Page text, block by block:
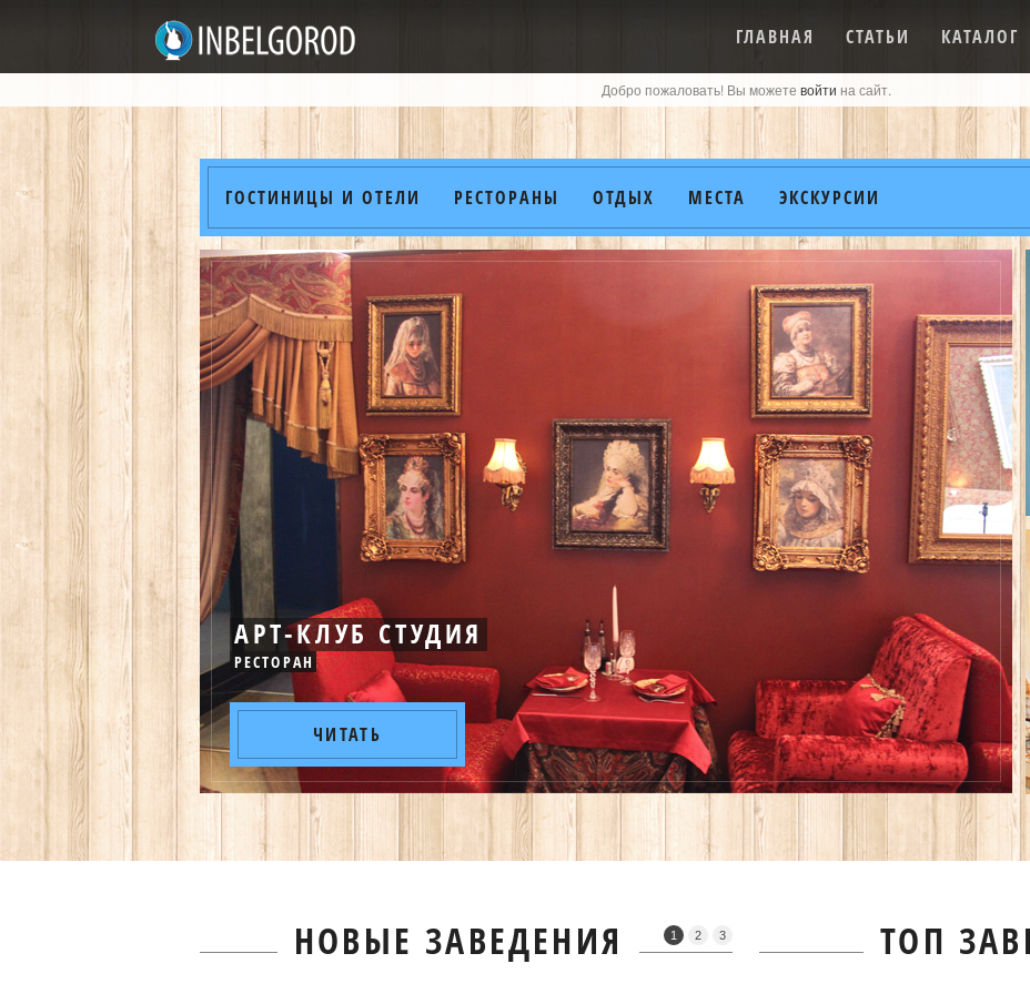
ГЛАВНАЯ СТАТЬИ КАТАЛОГ
Добро пожаловать! Вы можете войти на сайт.
ГОСТИНИЦЫ И ОТЕЛИ РЕСТОРАНЫ ОТДЫХ МЕСТА ЭКСКУРСИИ
АРТ-КЛУБ СТУДИЯ
РЕСТОРАН
ПОДРОБНЕЕ
ЧИТАТЬ
НОВЫЕ ЗАВЕДЕНИЯ 1 2 3 ТОП